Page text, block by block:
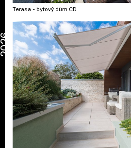
Terasa - bytový dům CD
2026